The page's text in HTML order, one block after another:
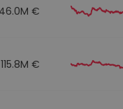
€
115.8M €